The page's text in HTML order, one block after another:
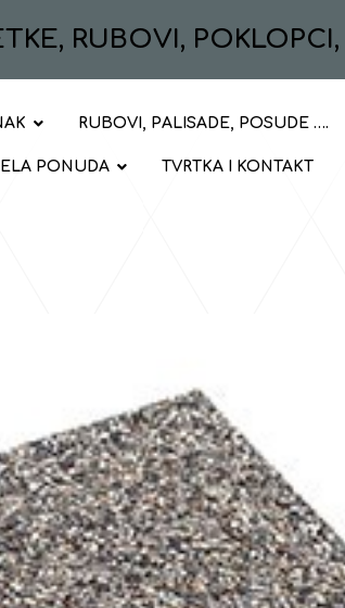
RUBOVI,
RUBOVI, PALISADE, POSUDE ….
PONUDA TVRTKA I KONTAKT